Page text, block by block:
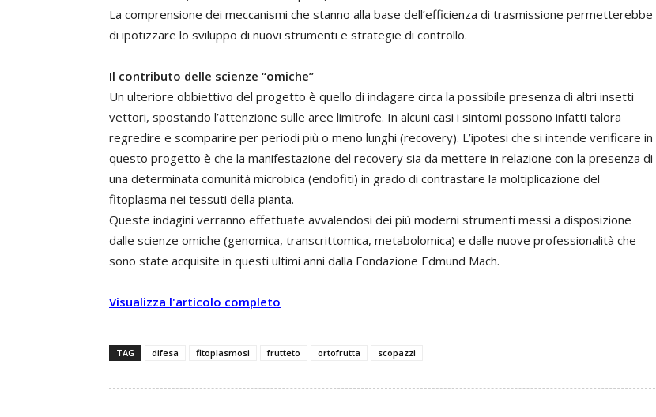
La comprensione dei meccanismi che stanno alla base dell’efficienza di trasmissione permetterebbe
di ipotizzare lo sviluppo di nuovi strumenti e strategie di controllo.
Il contributo delle scienze “omiche”
Un ulteriore obbiettivo del progetto è quello di indagare circa la possibile presenza di altri insetti
vettori, spostando l’attenzione sulle aree limitrofe. In alcuni casi i sintomi possono infatti talora
regredire e scomparire per periodi più o meno lunghi (recovery). L’ipotesi che si intende verificare in
questo progetto è che la manifestazione del recovery sia da mettere in relazione con la presenza di
una determinata comunità microbica (endofiti) in grado di contrastare la moltiplicazione del
fitoplasma nei tessuti della pianta.
Queste indagini verranno effettuate avvalendosi dei più moderni strumenti messi a disposizione
dalle scienze omiche (genomica, transcrittomica, metabolomica) e dalle nuove professionalità che
sono state acquisite in questi ultimi anni dalla Fondazione Edmund Mach.
Visualizza l'articolo completo
TAG difesa fitoplasmosi frutteto ortofrutta scopazzi